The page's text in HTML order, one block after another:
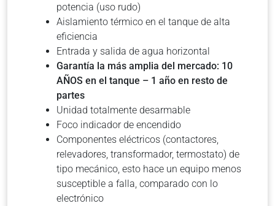
potencia (uso rudo)
Aislamiento térmico en el tanque de alta
eficiencia
Entrada y salida de agua horizontal
Garantía la más amplia del mercado: 10
AÑOS en el tanque – 1 año en resto de
partes
Unidad totalmente desarmable
Foco indicador de encendido
Componentes eléctricos (contactores,
relevadores, transformador, termostato) de
tipo mecánico, esto hace un equipo menos
susceptible a falla, comparado con lo
electrónico